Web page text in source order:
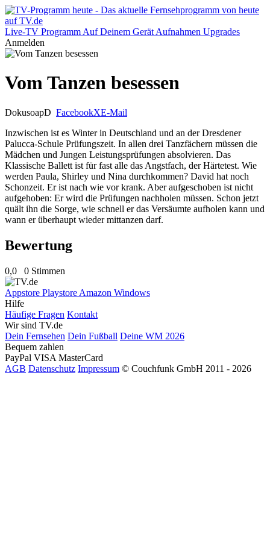
Live-TV Programm Auf Deinem Gerät Aufnahmen Upgrades
Anmelden
Vom Tanzen besessen
DokusoapD FacebookXE-Mail
Inzwischen ist es Winter in Deutschland und an der Dresdener
Palucca-Schule Prüfungszeit. In allen drei Tanzfächern müssen die
Mädchen und Jungen Leistungsprüfungen absolvieren. Das
Klassische Ballett ist für fast alle das Angstfach, der Härtetest. Wie
werden Paula, Shirley und Nina durchkommen? David hat noch
Schonzeit. Er ist nach wie vor krank. Aber aufgeschoben ist nicht
aufgehoben: Er wird die Prüfungen nachholen müssen. Schon jetzt
quält ihn die Sorge, wie schnell er das Versäumte aufholen kann und
wann er überhaupt wieder mittanzen darf.
Bewertung
0,0 0 Stimmen
Appstore Playstore Amazon Windows
Hilfe
Häufige Fragen Kontakt
Wir sind TV.de
Dein Fernsehen Dein Fußball Deine WM 2026
Bequem zahlen
PayPal VISA MasterCard
AGB Datenschutz Impressum © Couchfunk GmbH 2011 - 2026